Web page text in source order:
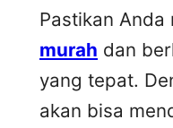
Pastikan Anda
murah dan
yang tepat.
akan bisa